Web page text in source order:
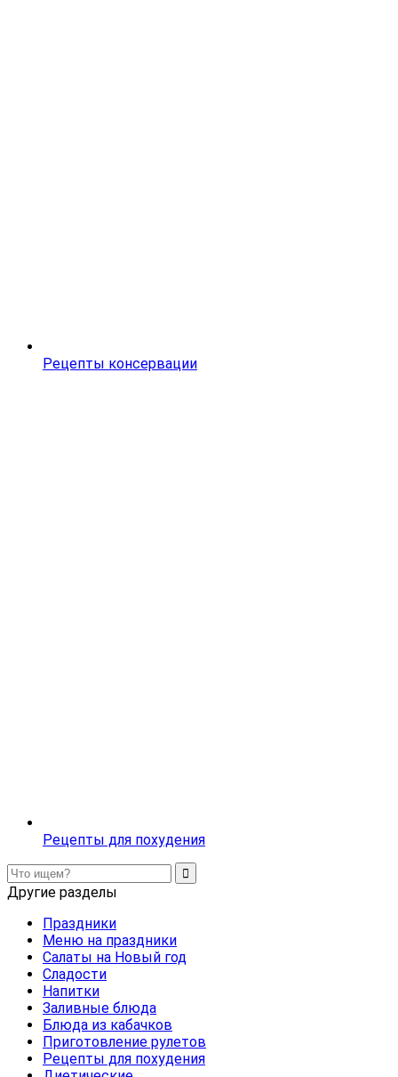
Рецепты консервации
Рецепты для похудения
Другие разделы
Праздники
Меню на праздники
Салаты на Новый год
Сладости
Напитки
Заливные блюда
Блюда из кабачков
Приготовление рулетов
Рецепты для похудения